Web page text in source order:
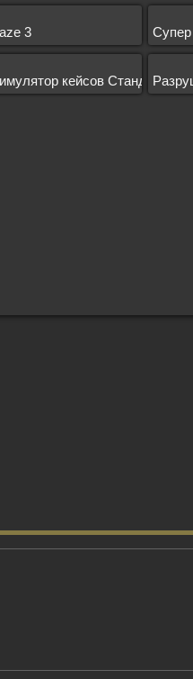
3
кейсов Стандофф 2